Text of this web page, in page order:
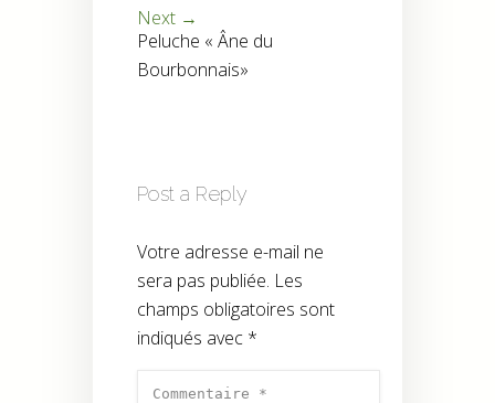
Next →
Peluche « Âne du
Bourbonnais»
Post a Reply
Votre adresse e-mail ne
sera pas publiée. Les
champs obligatoires sont
indiqués avec *